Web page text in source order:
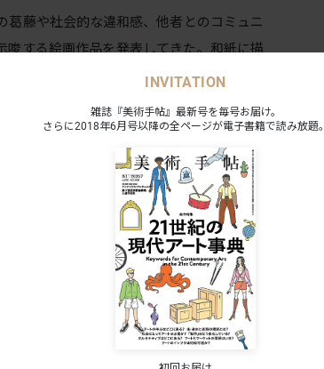
藤や社会的な違和感、他者とのコミュニ
唆する絵画作品を発表してきた。和紙に描
色を特徴とする。
発表した木彫彩色の「ANIMALS」で、動
取り入れた彫刻表現を展開してきた。
ュのような遠近感で描いた作品など新作
描いたペインティングなど、内的世界を
《Windy Forest》シリーズから新作を発
複数の種が混合した動物であるキメラの
INVITATION
雑誌『美術手帖』最新号を毎号お届け。
さらに2018年6月号以降の全ページが電子書籍で読み放題。